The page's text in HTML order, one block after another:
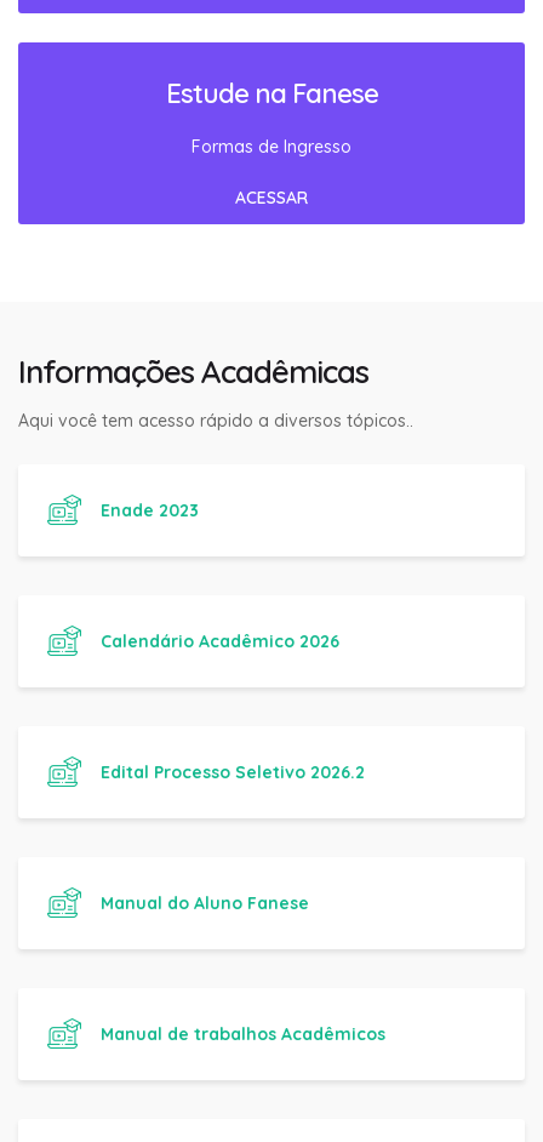
Estude na Fanese
Formas de Ingresso
ACESSAR
Informações Acadêmicas
Aqui você tem acesso rápido a diversos tópicos..
Enade 2023
Calendário Acadêmico 2026
Edital Processo Seletivo 2026.2
Manual do Aluno Fanese
Manual de trabalhos Acadêmicos